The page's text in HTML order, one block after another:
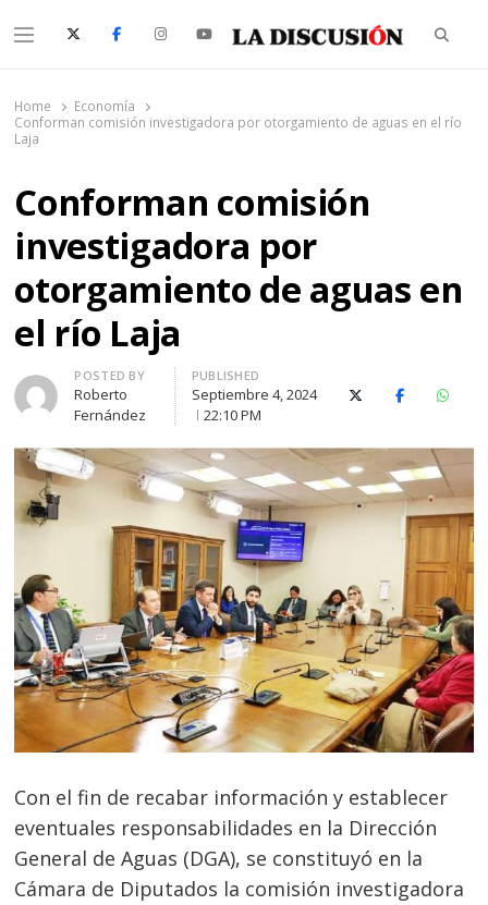
Menu
Home
Economía
Conforman comisión investigadora por otorgamiento de aguas en el río
Laja
Conforman comisión
investigadora por
otorgamiento de aguas en
el río Laja
Author
POSTED BY
Roberto
Fernández
PUBLISHED
Septiembre 4, 2024
22:10 PM
X (Twitter)Facebook
Con el fin de recabar información y establecer
eventuales responsabilidades en la Dirección
General de Aguas (DGA), se constituyó en la
Cámara de Diputados la comisión investigadora